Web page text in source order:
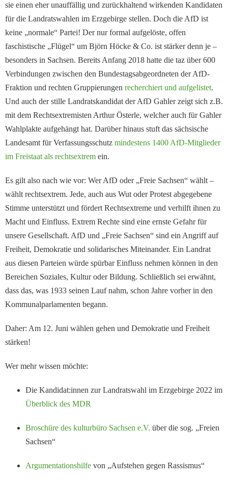
sie einen eher unauffällig und zurückhaltend wirkenden Kandidaten
für die Landratswahlen im Erzgebirge stellen. Doch die AfD ist
keine „normale“ Partei! Der nur formal aufgelöste, offen
faschistische „Flügel“ um Björn Höcke & Co. ist stärker denn je –
besonders in Sachsen. Bereits Anfang 2018 hatte die taz über 600
Verbindungen zwischen den Bundestagsabgeordneten der AfD-
Fraktion und rechten Gruppierungen recherchiert und aufgelistet.
Und auch der stille Landratskandidat der AfD Gahler zeigt sich z.B.
mit dem Rechtsextremisten Arthur Österle, welcher auch für Gahler
Wahlplakte aufgehängt hat. Darüber hinaus stuft das sächsische
Landesamt für Verfassungsschutz mindestens 1400 AfD-Mitglieder
im Freistaat als rechtsextrem ein.
Es gilt also nach wie vor: Wer AfD oder „Freie Sachsen“ wählt –
wählt rechtsextrem. Jede, auch aus Wut oder Protest abgegebene
Stimme unterstützt und fördert Rechtsextreme und verhilft ihnen zu
Macht und Einfluss. Extrem Rechte sind eine ernste Gefahr für
unsere Gesellschaft. AfD und „Freie Sachsen“ sind ein Angriff auf
Freiheit, Demokratie und solidarisches Miteinander. Ein Landrat
aus diesen Parteien würde spürbar Einfluss nehmen können in den
Bereichen Soziales, Kultur oder Bildung. Schließlich sei erwähnt,
dass das, was 1933 seinen Lauf nahm, schon Jahre vorher in den
Kommunalparlamenten begann.
Daher: Am 12. Juni wählen gehen und Demokratie und Freiheit
stärken!
Wer mehr wissen möchte:
Die Kandidat:innen zur Landratswahl im Erzgebirge 2022 im
Überblick des MDR
Broschüre des kulturbüro Sachsen e.V. über die sog. „Freien
Sachsen“
Argumentationshilfe von „Aufstehen gegen Rassismus“